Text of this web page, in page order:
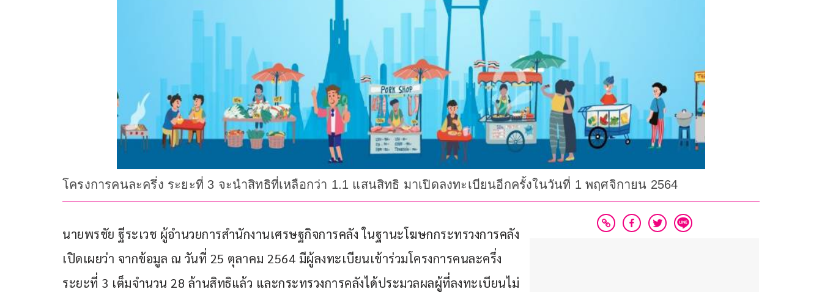
โครงการคนละครึ่ง ระยะที่ 3 จะนำสิทธิที่เหลือกว่า 1.1 แสนสิทธิ มาเปิดลงทะเบียนอีกครั้งในวันที่ 1 พฤศจิกายน 2564
นายพรชัย ฐีระเวช ผู้อำนวยการสำนักงานเศรษฐกิจการคลัง ในฐานะโฆษกกระทรวงการคลัง
เปิดเผยว่า จากข้อมูล ณ วันที่ 25 ตุลาคม 2564 มีผู้ลงทะเบียนเข้าร่วมโครงการคนละครึ่ง
ระยะที่ 3 เต็มจำนวน 28 ล้านสิทธิแล้ว และกระทรวงการคลังได้ประมวลผลผู้ที่ลงทะเบียนไม่